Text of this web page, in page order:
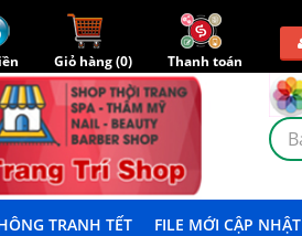
Giỏ hàng (0) Thanh toán
TRANH TẾT FILE MỚI CẬP NHẬT